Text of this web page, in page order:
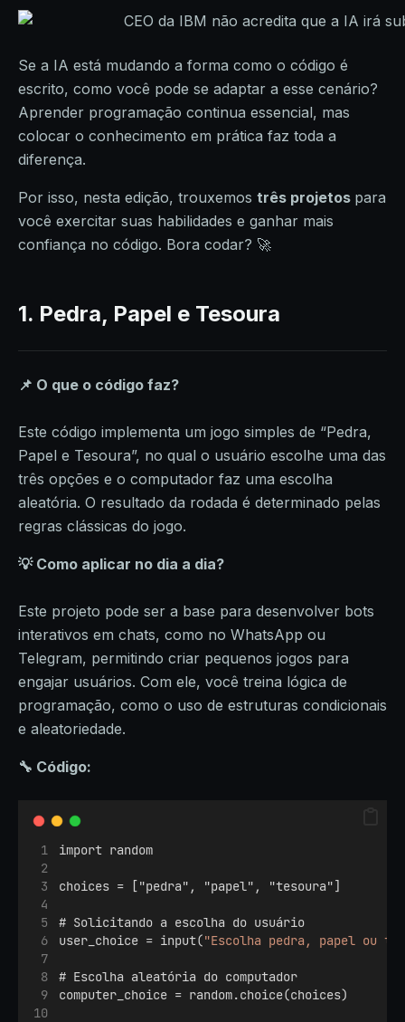
Se a IA está mudando a forma como o código é
escrito, como você pode se adaptar a esse cenário?
Aprender programação continua essencial, mas
colocar o conhecimento em prática faz toda a
diferença.
Por isso, nesta edição, trouxemos três projetos para
você exercitar suas habilidades e ganhar mais
confiança no código. Bora codar? 🚀
1. Pedra, Papel e Tesoura
📌 O que o código faz?
Este código implementa um jogo simples de “Pedra,
Papel e Tesoura”, no qual o usuário escolhe uma das
três opções e o computador faz uma escolha
aleatória. O resultado da rodada é determinado pelas
regras clássicas do jogo.
💡 Como aplicar no dia a dia?
Este projeto pode ser a base para desenvolver bots
interativos em chats, como no WhatsApp ou
Telegram, permitindo criar pequenos jogos para
engajar usuários. Com ele, você treina lógica de
programação, como o uso de estruturas condicionais
e aleatoriedade.
🔧 Código:
import random
choices = ["pedra", "papel", "tesoura"]
# Solicitando a escolha do usuário
user_choice = input("Escolha pedra, papel ou
# Escolha aleatória do computador
computer_choice = random.choice(choices)